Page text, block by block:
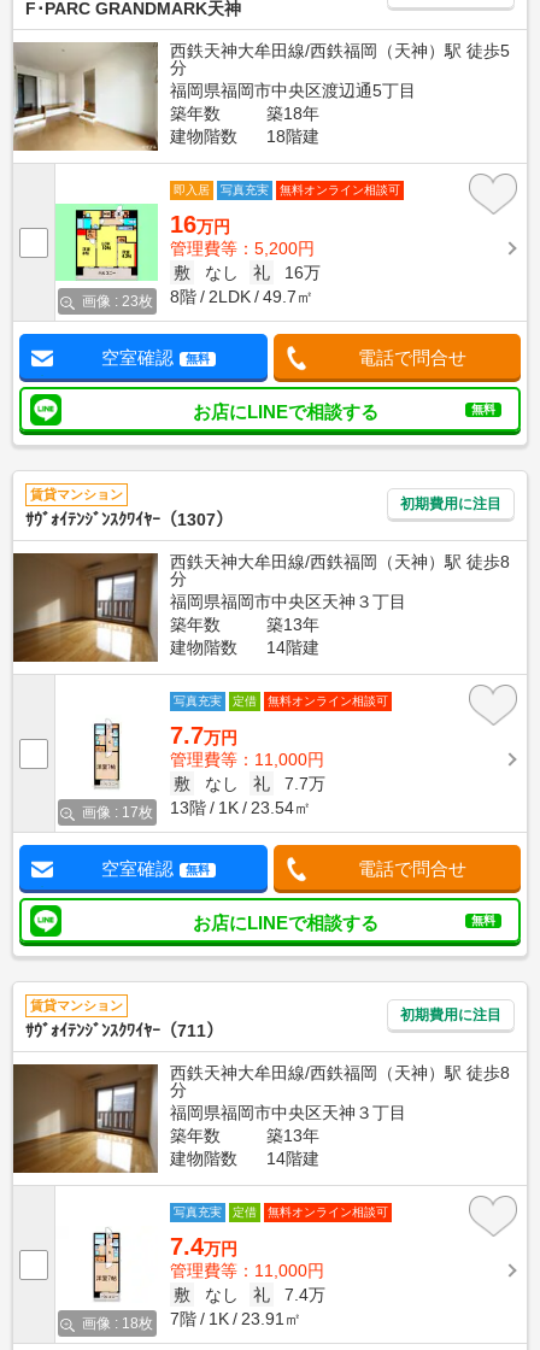
F･PARC GRANDMARK天神
西鉄天神大牟田線/西鉄福岡（天神）駅 徒歩5
分
福岡県福岡市中央区渡辺通5丁目
築年数
築18年
建物階数
18階建
画像 : 23枚
即入居 写真充実 無料オンライン相談可
16万円
管理費等：5,200円
敷
なし 礼
16万
8階
2LDK 49.7㎡
空室確認 無料 電話で問合せ
お店にLINEで相談する 無料
賃貸マンション
ｻｳﾞｫｲﾃﾝｼﾞﾝｽｸﾜｲﾔｰ（1307）
初期費用に注目
西鉄天神大牟田線/西鉄福岡（天神）駅 徒歩8
分
福岡県福岡市中央区天神３丁目
築年数
築13年
建物階数
14階建
画像 : 17枚
写真充実 定借 無料オンライン相談可
7.7万円
管理費等：11,000円
敷
なし 礼
7.7万
13階
1K 23.54㎡
空室確認 無料 電話で問合せ
お店にLINEで相談する 無料
賃貸マンション
ｻｳﾞｫｲﾃﾝｼﾞﾝｽｸﾜｲﾔｰ（711）
初期費用に注目
西鉄天神大牟田線/西鉄福岡（天神）駅 徒歩8
分
福岡県福岡市中央区天神３丁目
築年数
築13年
建物階数
14階建
画像 : 18枚
写真充実 定借 無料オンライン相談可
7.4万円
管理費等：11,000円
敷
なし 礼
7.4万
7階
1K 23.91㎡